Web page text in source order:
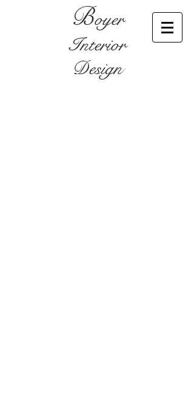
Boyer
Interior
Design